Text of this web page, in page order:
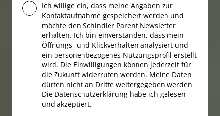
Ich willige ein, dass meine Angaben zur
Kontaktaufnahme gespeichert werden und
möchte den Schindler Parent Newsletter
erhalten. Ich bin einverstanden, dass mein
Öffnungs- und Klickverhalten analysiert und
ein personenbezogenes Nutzungsprofil erstellt
wird. Die Einwilligungen können jederzeit für
die Zukunft widerrufen werden. Meine Daten
dürfen nicht an Dritte weitergegeben werden.
Die Datenschutzerklärung habe ich gelesen
und akzeptiert.